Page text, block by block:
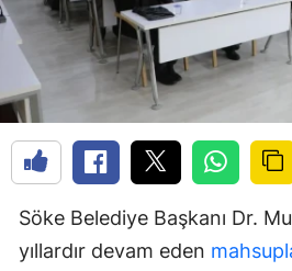
Söke Belediye Başkanı Dr.
yıllardır devam eden